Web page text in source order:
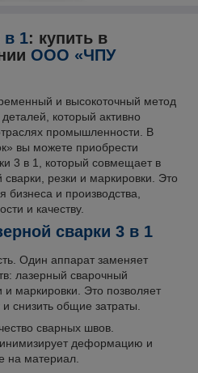
в 1: купить в
ООО «ЧПУ
и высокоточный метод
который активно
промышленности. В
вы можете приобрести
3 в 1, который совмещает в
резки и маркировки. Это
и производства,
и качеству.
сварки 3 в 1
Один аппарат заменяет
лазерный сварочный
и маркировки. Это позволяет
снизить общие затраты.
сварных швов.
деформацию и
на материал.